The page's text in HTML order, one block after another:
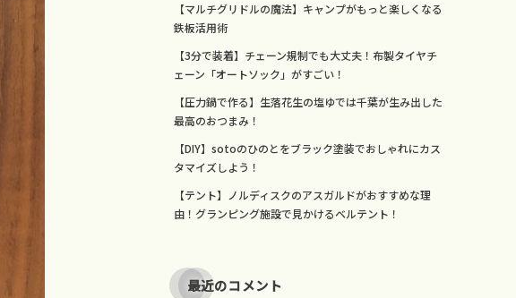
【マルチグリドルの魔法】キャンプがもっと楽しくなる
鉄板活用術
【3分で装着】チェーン規制でも大丈夫！布製タイヤチ
ェーン「オートソック」がすごい！
【圧力鍋で作る】生落花生の塩ゆでは千葉が生み出した
最高のおつまみ！
【DIY】sotoのひのとをブラック塗装でおしゃれにカス
タマイズしよう！
【テント】ノルディスクのアスガルドがおすすめな理
由！グランピング施設で見かけるベルテント！
最近のコメント